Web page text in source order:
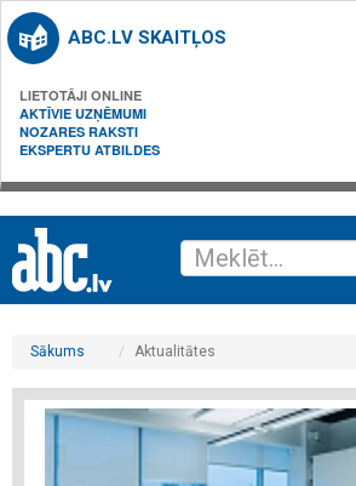
ABC.LV SKAITĻOS
LIETOTĀJI ONLINE
AKTĪVIE UZŅĒMUMI
NOZARES RAKSTI
EKSPERTU ATBILDES
Sākums Aktualitātes